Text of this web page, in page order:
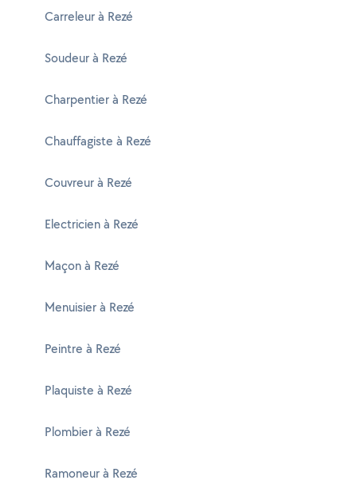
Carreleur à Rezé
Soudeur à Rezé
Charpentier à Rezé
Chauffagiste à Rezé
Couvreur à Rezé
Electricien à Rezé
Maçon à Rezé
Menuisier à Rezé
Peintre à Rezé
Plaquiste à Rezé
Plombier à Rezé
Ramoneur à Rezé